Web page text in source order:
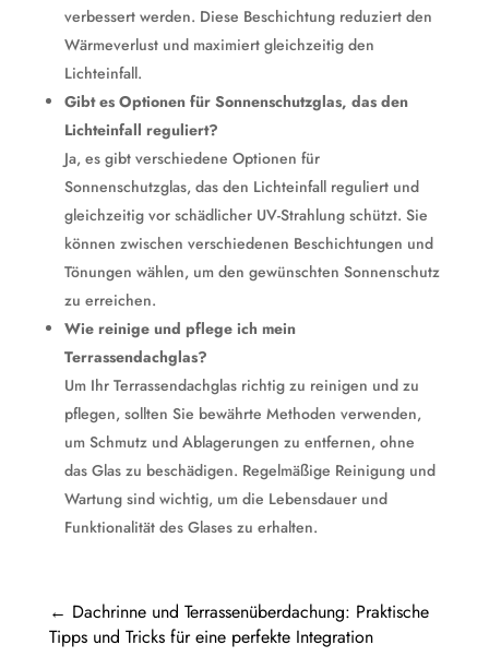
verbessert werden. Diese Beschichtung reduziert den
Wärmeverlust und maximiert gleichzeitig den
Lichteinfall.
Gibt es Optionen für Sonnenschutzglas, das den
Lichteinfall reguliert?
Ja, es gibt verschiedene Optionen für
Sonnenschutzglas, das den Lichteinfall reguliert und
gleichzeitig vor schädlicher UV-Strahlung schützt. Sie
können zwischen verschiedenen Beschichtungen und
Tönungen wählen, um den gewünschten Sonnenschutz
zu erreichen.
Wie reinige und pflege ich mein
Terrassendachglas?
Um Ihr Terrassendachglas richtig zu reinigen und zu
pflegen, sollten Sie bewährte Methoden verwenden,
um Schmutz und Ablagerungen zu entfernen, ohne
das Glas zu beschädigen. Regelmäßige Reinigung und
Wartung sind wichtig, um die Lebensdauer und
Funktionalität des Glases zu erhalten.
← Dachrinne und Terrassenüberdachung: Praktische
Tipps und Tricks für eine perfekte Integration